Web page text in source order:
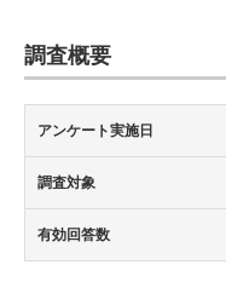
調査概要
アンケート実施日
調査対象
有効回答数